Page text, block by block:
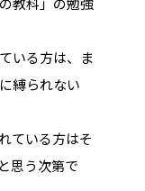
いる方は、ま
縛られない
ている方はそ
思う次第で